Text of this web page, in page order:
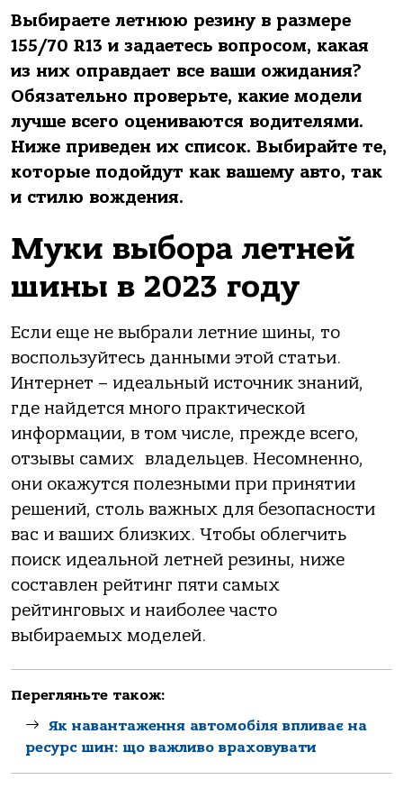
Выбираете летнюю резину в размере
155/70 R13 и задаетесь вопросом, какая
из них оправдает все ваши ожидания?
Обязательно проверьте, какие модели
лучше всего оцениваются водителями.
Ниже приведен их список. Выбирайте те,
которые подойдут как вашему авто, так
и стилю вождения.
Муки выбора летней
шины в 2023 году
Если еще не выбрали летние шины, то
воспользуйтесь данными этой статьи.
Интернет – идеальный источник знаний,
где найдется много практической
информации, в том числе, прежде всего,
отзывы самих владельцев. Несомненно,
они окажутся полезными при принятии
решений, столь важных для безопасности
вас и ваших близких. Чтобы облегчить
поиск идеальной летней резины, ниже
составлен рейтинг пяти самых
рейтинговых и наиболее часто
выбираемых моделей.
Перегляньте також:
Як навантаження автомобіля впливає на
ресурс шин: що важливо враховувати